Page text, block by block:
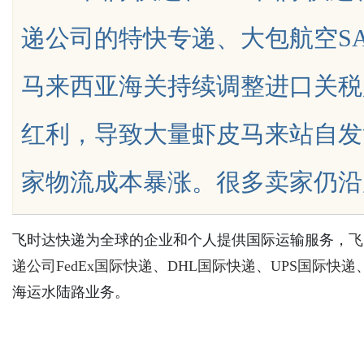
递公司的特快专递、大包航空
马来西亚海关持续调整进口关
红利，导致大量虾皮马来站自
家物流成本暴涨。很多卖家仍
飞时达快递为全球的企业和个人提供国际运输服务，
递公司 FedEx国际快递 、 DHL国际快递 、 UPS国际快递
海运水陆路业务。